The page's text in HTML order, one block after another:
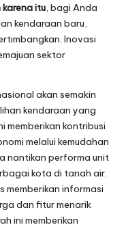
karena itu, bagi Anda
kendaraan baru,
Inovasi
sektor
akan semakin
kendaraan yang
memberikan kontribusi
melalui kemudahan
nantikan performa unit
kota di tanah air.
informasi
dan fitur menarik
ini memberikan